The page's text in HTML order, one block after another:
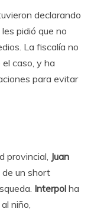
declarando
pidió que no
La fiscalía no
caso, y ha
para evitar
provincial, Juan
de un short
Interpol ha
niño,